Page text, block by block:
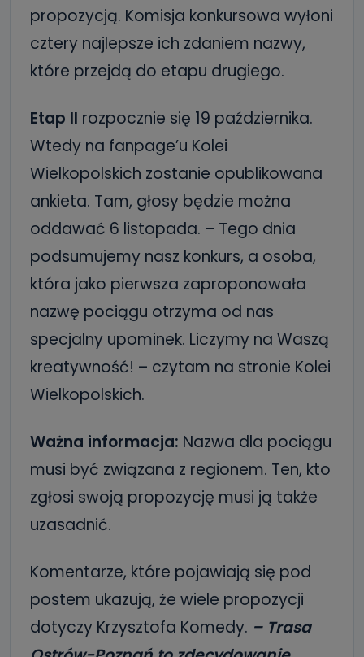
propozycją. Komisja konkursowa wyłoni
cztery najlepsze ich zdaniem nazwy,
które przejdą do etapu drugiego.
Etap II rozpocznie się 19 października.
Wtedy na fanpage’u Kolei
Wielkopolskich zostanie opublikowana
ankieta. Tam, głosy będzie można
oddawać 6 listopada. – Tego dnia
podsumujemy nasz konkurs, a osoba,
która jako pierwsza zaproponowała
nazwę pociągu otrzyma od nas
specjalny upominek. Liczymy na Waszą
kreatywność! – czytam na stronie Kolei
Wielkopolskich.
Ważna informacja: Nazwa dla pociągu
musi być związana z regionem. Ten, kto
zgłosi swoją propozycję musi ją także
uzasadnić.
Komentarze, które pojawiają się pod
postem ukazują, że wiele propozycji
dotyczy Krzysztofa Komedy. – Trasa